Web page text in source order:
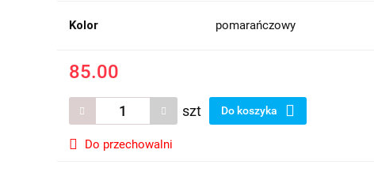
Kolor pomarańczowy
85.00
szt Do koszyka
Do przechowalni